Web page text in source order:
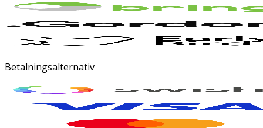
Betalningsalternativ